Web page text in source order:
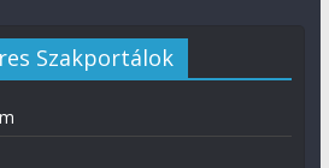
Szakportálok